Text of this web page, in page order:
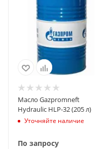
Масло Gazpromneft
Hydraulic HLP-32 (205 л)
Уточняйте наличие
По запросу